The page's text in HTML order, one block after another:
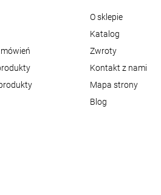
O sklepie
Katalog
Zwroty
Kontakt z nami
Mapa strony
Blog